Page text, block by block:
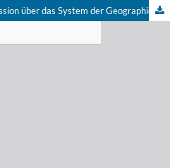
über das System der Geographie